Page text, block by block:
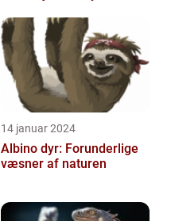
14 januar 2024
Albino dyr: Forunderlige
væsner af naturen